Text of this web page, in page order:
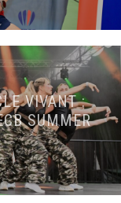
VIVANT :
SUMMER